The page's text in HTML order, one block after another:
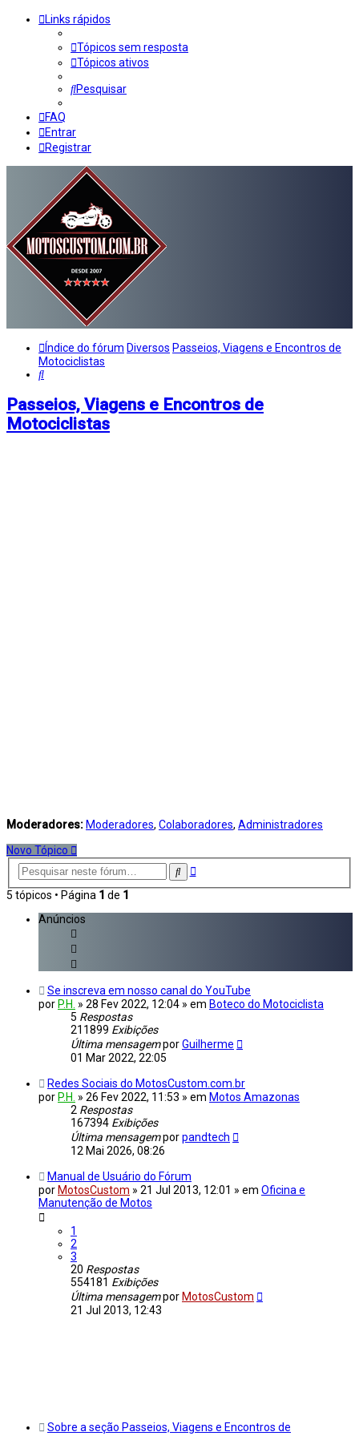
Links rápidos
Tópicos sem resposta
Tópicos ativos
Pesquisar
FAQ
Entrar
Registrar
Índice do fórum Diversos Passeios, Viagens e Encontros de
Motociclistas
Pesquisar
Passeios, Viagens e Encontros de
Motociclistas
Moderadores: Moderadores, Colaboradores, Administradores
Novo Tópico
Pesquisar
Pesquisa
5 tópicos • Página 1 de 1
Anúncios
Se inscreva em nosso canal do YouTube
por P.H. » 28 Fev 2022, 12:04 » em Boteco do Motociclista
5 Respostas
211899 Exibições
Última mensagemporGuilherme
01 Mar 2022, 22:05
Redes Sociais do MotosCustom.com.br
por P.H. » 26 Fev 2022, 11:53 » em Motos Amazonas
2 Respostas
167394 Exibições
Última mensagemporpandtech
12 Mai 2026, 08:26
Manual de Usuário do Fórum
por MotosCustom » 21 Jul 2013, 12:01 » em Oficina e
Manutenção de Motos
1
2
3
20 Respostas
554181 Exibições
Última mensagempor MotosCustom
21 Jul 2013, 12:43
Sobre a seção Passeios, Viagens e Encontros de